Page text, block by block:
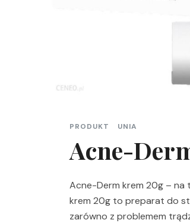
PRODUKT UNIA
Acne-
Acne-Derm krem 20g – na
krem 20g to preparat do
zarówno z problemem